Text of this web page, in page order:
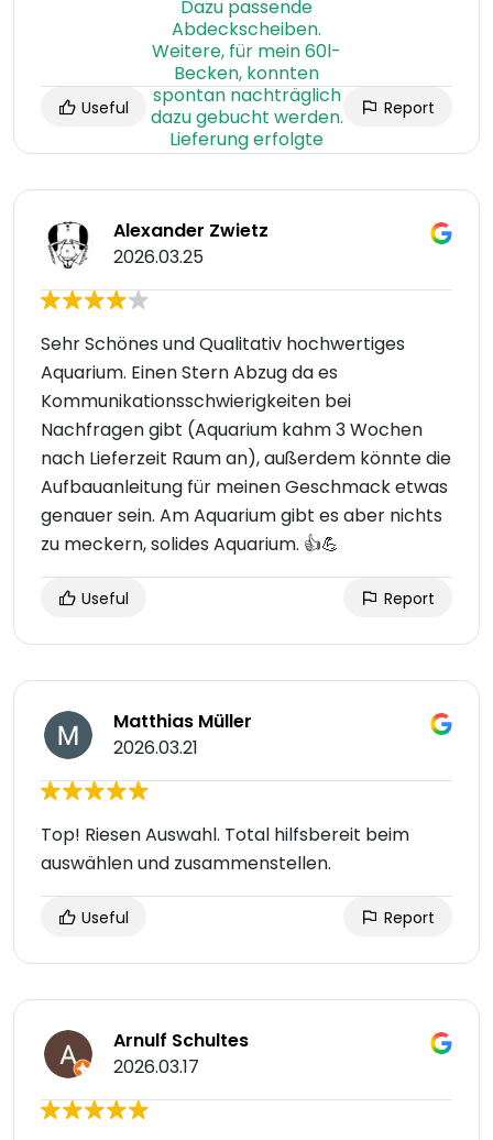
Useful Report
Alexander Zwietz
2026.03.25
Sehr Schönes und Qualitativ hochwertiges
Aquarium. Einen Stern Abzug da es
Kommunikationsschwierigkeiten bei
Nachfragen gibt (Aquarium kahm 3 Wochen
nach Lieferzeit Raum an), außerdem könnte die
Aufbauanleitung für meinen Geschmack etwas
genauer sein. Am Aquarium gibt es aber nichts
zu meckern, solides Aquarium. 👍💪
Useful Report
Matthias Müller
2026.03.21
Top! Riesen Auswahl. Total hilfsbereit beim
auswählen und zusammenstellen.
Useful Report
Arnulf Schultes
2026.03.17